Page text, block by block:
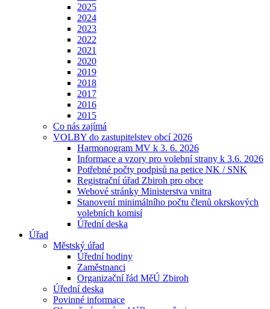
2025
2024
2023
2022
2021
2020
2019
2018
2017
2016
2015
Co nás zajímá
VOLBY do zastupitelstev obcí 2026
Harmonogram MV k 3. 6. 2026
Informace a vzory pro volební strany k 3.6. 2026
Potřebné počty podpisů na petice NK / SNK
Registrační úřad Zbiroh pro obce
Webové stránky Ministerstva vnitra
Stanovení minimálního počtu členů okrskových
volebních komisí
Úřední deska
Úřad
Městský úřad
Úřední hodiny
Zaměstnanci
Organizační řád MěÚ Zbiroh
Úřední deska
Povinné informace